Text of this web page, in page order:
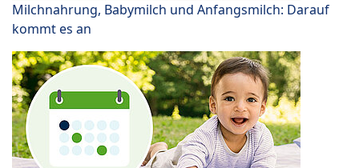
Milchnahrung, Babymilch und Anfangsmilch: Darauf
kommt es an